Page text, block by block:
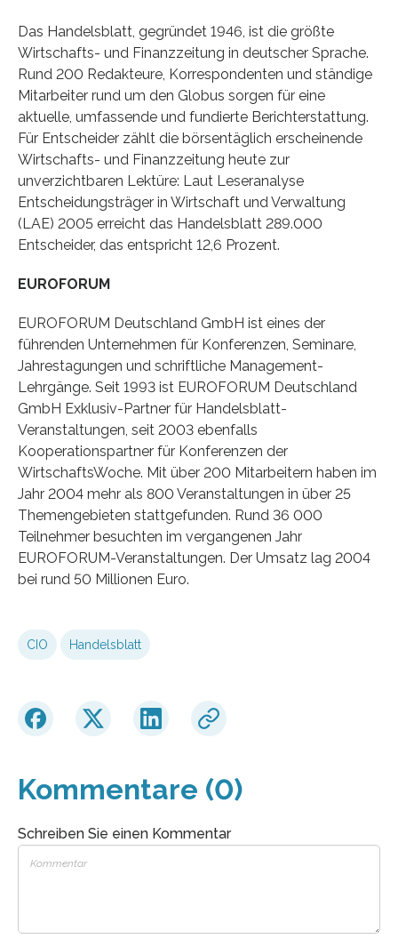
Das Handelsblatt, gegründet 1946, ist die größte
Wirtschafts- und Finanzzeitung in deutscher Sprache.
Rund 200 Redakteure, Korrespondenten und ständige
Mitarbeiter rund um den Globus sorgen für eine
aktuelle, umfassende und fundierte Berichterstattung.
Für Entscheider zählt die börsentäglich erscheinende
Wirtschafts- und Finanzzeitung heute zur
unverzichtbaren Lektüre: Laut Leseranalyse
Entscheidungsträger in Wirtschaft und Verwaltung
(LAE) 2005 erreicht das Handelsblatt 289.000
Entscheider, das entspricht 12,6 Prozent.
EUROFORUM
EUROFORUM Deutschland GmbH ist eines der
führenden Unternehmen für Konferenzen, Seminare,
Jahrestagungen und schriftliche Management-
Lehrgänge. Seit 1993 ist EUROFORUM Deutschland
GmbH Exklusiv-Partner für Handelsblatt-
Veranstaltungen, seit 2003 ebenfalls
Kooperationspartner für Konferenzen der
WirtschaftsWoche. Mit über 200 Mitarbeitern haben im
Jahr 2004 mehr als 800 Veranstaltungen in über 25
Themengebieten stattgefunden. Rund 36 000
Teilnehmer besuchten im vergangenen Jahr
EUROFORUM-Veranstaltungen. Der Umsatz lag 2004
bei rund 50 Millionen Euro.
CIO Handelsblatt
Kommentare (0)
Schreiben Sie einen Kommentar